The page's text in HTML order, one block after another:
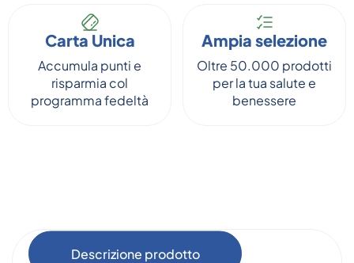
Carta Unica
Accumula punti e
risparmia col
programma fedeltà
Ampia selezione
Oltre 50.000 prodotti
per la tua salute e
benessere
Descrizione prodotto